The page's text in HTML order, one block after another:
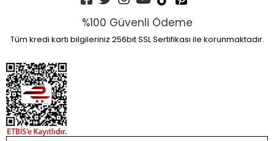
%100 Güvenli Ödeme
Tüm kredi kartı bilgileriniz 256bit SSL Sertifikası ile korunmaktadır.